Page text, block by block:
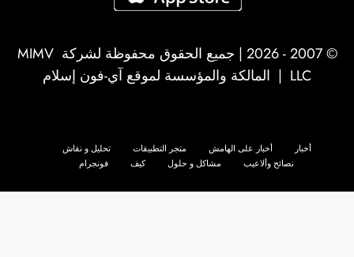
© 2007 - 2026 | جميع الحقوق محفوظة لشركة
MIMV
LLC | المالكة والمؤسسة لموقع آي-فون إسلام
أخبار أخبار على الهامش متجر التطبيقات
تحليل و نقاش
نصائح وألاعيب
مشاكل و حلول كيف فونجرام